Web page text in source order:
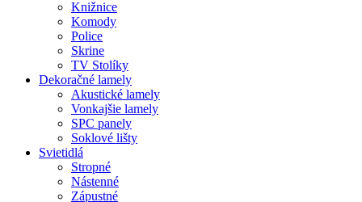
Knižnice
Komody
Police
Skrine
TV Stolíky
Dekoračné lamely
Akustické lamely
Vonkajšie lamely
SPC panely
Soklové lišty
Svietidlá
Stropné
Nástenné
Zápustné